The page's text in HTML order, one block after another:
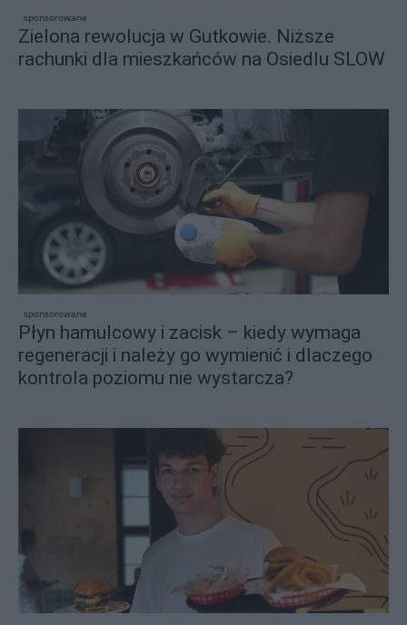
sponsorowane
Zielona rewolucja w Gutkowie. Niższe
rachunki dla mieszkańców na Osiedlu SLOW
sponsorowane
Płyn hamulcowy i zacisk – kiedy wymaga
regeneracji i należy go wymienić i dlaczego
kontrola poziomu nie wystarcza?